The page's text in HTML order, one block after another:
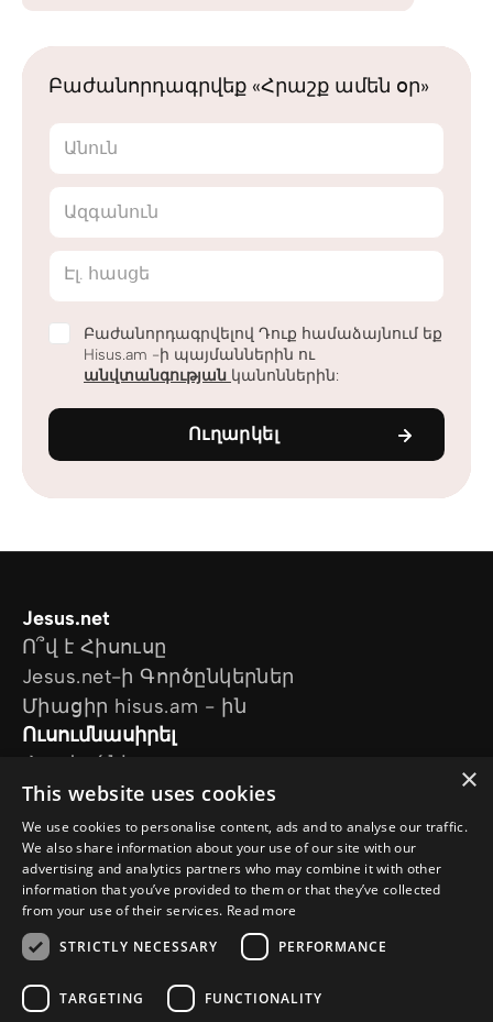
Բաժանորդագրվեք «Հրաշք ամեն օր»
Անուն
Ազգանուն
Էլ. հասցե
Բաժանորդագրվելով Դուք համաձայնում եք
Hisus.am -ի պայմաններին ու
անվտանգության կանոններին:
Ուղարկել
Jesus.net
Ո՞վ է Հիսուսը
Jesus.net-ի Գործընկերներ
Միացիր hisus.am - ին
Ուսումնասիրել
Հոդվածներ
Տեսանյութեր
Մեր նախագծերը
Ես հարց ունեմ
Հետևեք մեզ
×
This website uses cookies
We use cookies to personalise content, ads and to analyse our traffic.
We also share information about your use of our site with our
advertising and analytics partners who may combine it with other
information that you’ve provided to them or that they’ve collected
from your use of their services. Read more
STRICTLY NECESSARY
PERFORMANCE
TARGETING FUNCTIONALITY